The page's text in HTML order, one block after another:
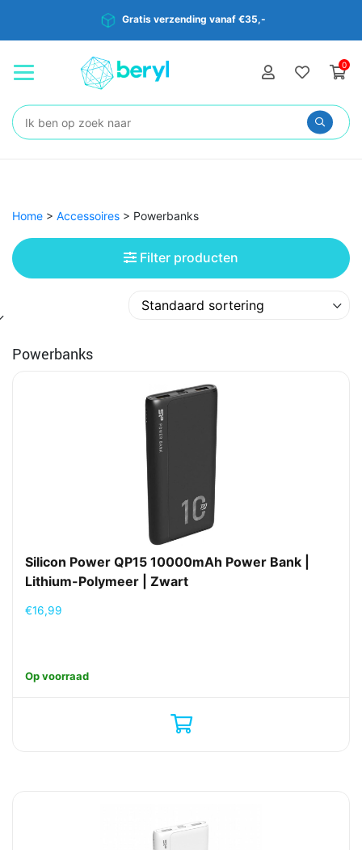
Gratis verzending vanaf €35,-
0
Zoeken:
Home > Accessoires > Powerbanks
Filter producten
Powerbanks
Silicon Power QP15 10000mAh Power Bank |
Lithium-Polymeer | Zwart
€16,99
Op voorraad